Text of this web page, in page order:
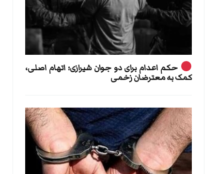
حکم اعدام برای دو جوان شیرازی؛ اتهام اصلی،
کمک به معترضان زخمی